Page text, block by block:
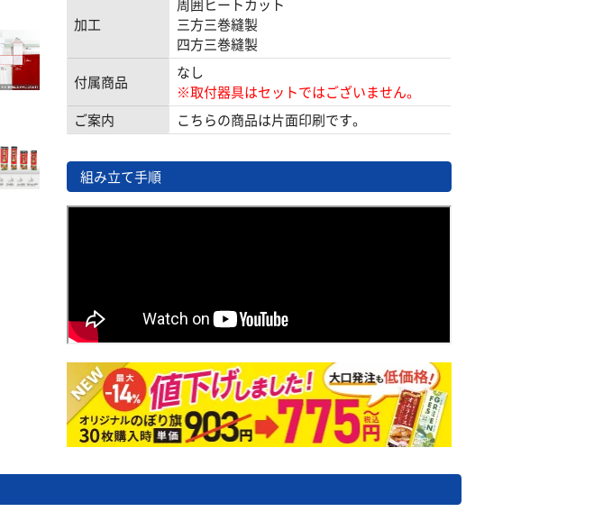
加工
周囲ヒートカット
三方三巻縫製
四方三巻縫製
付属商品
なし
※取付器具はセットではございません。
ご案内
こちらの商品は片面印刷です。
組み立て手順